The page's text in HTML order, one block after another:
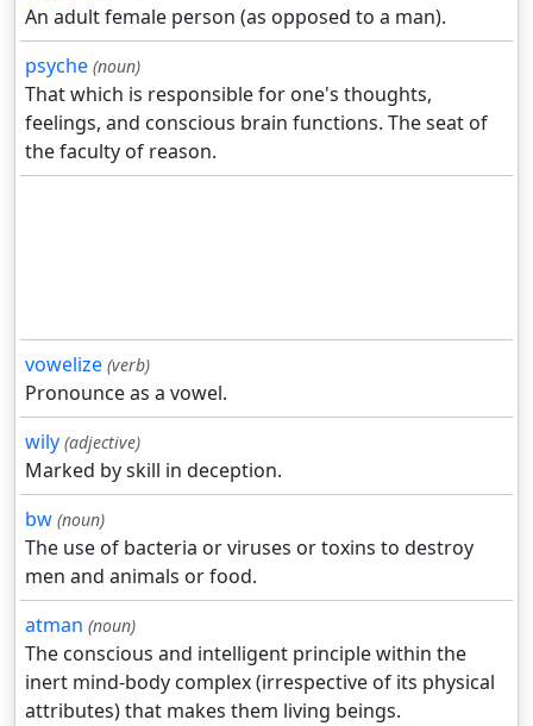
An adult female person (as opposed to a man).
psyche (noun)
That which is responsible for one's thoughts,
feelings, and conscious brain functions. The seat of
the faculty of reason.
vowelize (verb)
Pronounce as a vowel.
wily (adjective)
Marked by skill in deception.
bw (noun)
The use of bacteria or viruses or toxins to destroy
men and animals or food.
atman (noun)
The conscious and intelligent principle within the
inert mind-body complex (irrespective of its physical
attributes) that makes them living beings.